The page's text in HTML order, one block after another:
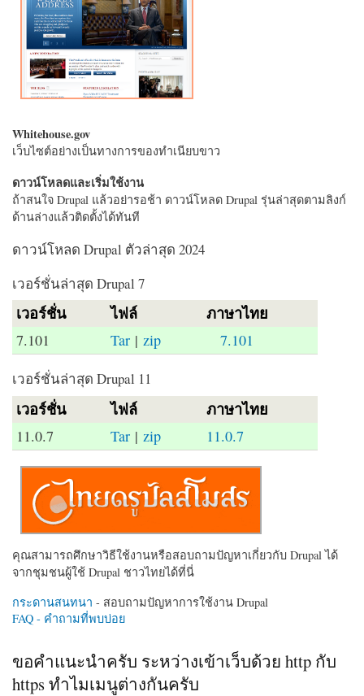
Whitehouse.gov
เว็บไซต์อย่างเป็นทางการของทำเนียบขาว
ดาวน์โหลดและเริ่มใช้งาน
ถ้าสนใจ Drupal แล้วอย่ารอช้า ดาวน์โหลด Drupal รุ่นล่าสุดตามลิงก์
ด้านล่างแล้วติดตั้งได้ทันที
ดาวน์โหลด Drupal ตัวล่าสุด 2024
เวอร์ชั่นล่าสุด Drupal 7
เวอร์ชั่น ไฟล์ ภาษาไทย
7.101 Tar |zip 7.101
เวอร์ชั่นล่าสุด Drupal 11
เวอร์ชั่น ไฟล์ ภาษาไทย
11.0.7 Tar | zip 11.0.7
คุณสามารถศึกษาวิธีใช้งานหรือสอบถามปัญหาเกี่ยวกับ Drupal ได้
จากชุมชนผู้ใช้ Drupal ชาวไทยได้ที่นี่
กระดานสนทนา - สอบถามปัญหาการใช้งาน Drupal
FAQ - คำถามที่พบบ่อย
ขอคำแนะนำครับ ระหว่างเข้าเว็บด้วย http กับ
https ทำไมเมนูต่างกันครับ